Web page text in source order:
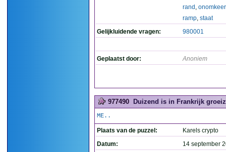
rand ,
ramp, staat
Gelijkluidende vragen:
980001
Geplaatst door: Anoniem
977490 Duizend is in Frankrijk
ME..
Plaats van de puzzel:
Karels crypto
Datum:
14 september